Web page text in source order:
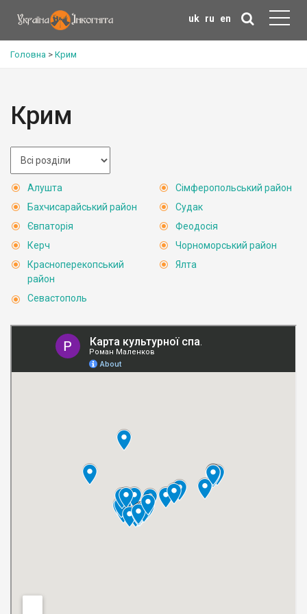
uk ru en
Головна > Крим
Крим
Алушта
Бахчисарайський район
Євпаторія
Керч
Красноперекопський
район
Севастополь
Сімферопольський район
Судак
Феодосія
Чорноморський район
Ялта